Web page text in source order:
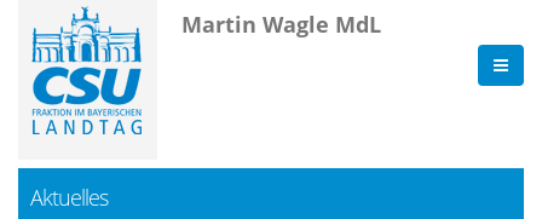
Martin Wagle MdL
Aktuelles